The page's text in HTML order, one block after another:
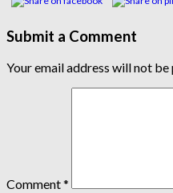
Submit a Comment
Your email address will not be
Comment*